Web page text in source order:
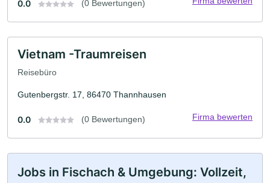
0.0 (0 Bewertungen)
Vietnam -Traumreisen
Reisebüro
Gutenbergstr. 17, 86470 Thannhausen
0.0 (0 Bewertungen) Firma bewerten
Jobs in Fischach & Umgebung: Vollzeit,